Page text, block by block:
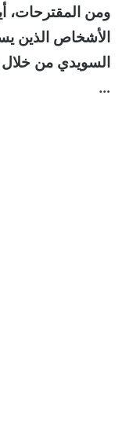
ومن المقترحات،
الأشخاص الذين
السويدي من خلال
…